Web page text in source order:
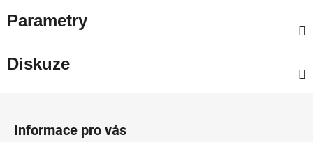
Parametry
Diskuze
Informace pro vás